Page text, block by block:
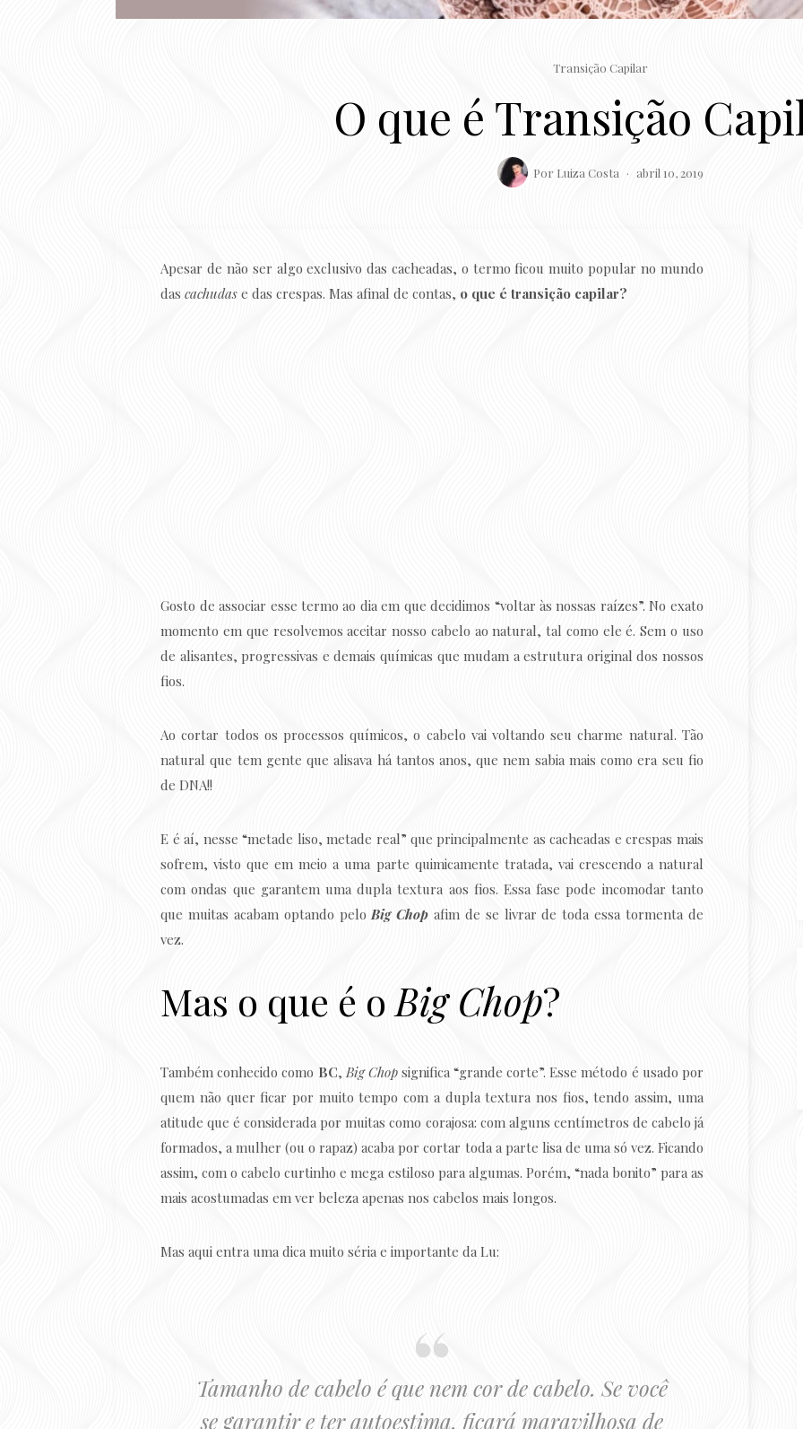
Transição Capilar
O que é Transição
Por Luiza Costa abril 10, 2019
Apesar de não ser algo exclusivo das cacheadas, o termo ficou muito popular no mundo
dascachudas e das crespas. Mas afinal de contas, o que é transição capilar?
Gosto de associar esse termo ao dia em que decidimos “voltar às nossas raízes”. No exato
momento em que resolvemos aceitar nosso cabelo ao natural, tal como ele é. Sem o uso
de alisantes, progressivas e demais químicas que mudam a estrutura original dos nossos
fios.
Ao cortar todos os processos químicos, o cabelo vai voltando seu charme natural. Tão
natural que tem gente que alisava há tantos anos, que nem sabia mais como era seu fio
de DNA!!
E é aí, nesse “metade liso, metade real” que principalmente as cacheadas e crespas mais
sofrem, visto que em meio a uma parte quimicamente tratada, vai crescendo a natural
com ondas que garantem uma dupla textura aos fios. Essa fase pode incomodar tanto
que muitas acabam optando pelo Big Chop afim de se livrar de toda essa tormenta de
vez.
Mas o que é o Big Chop?
Também conhecido como BC, Big Chopsignifica “grande corte”. Esse método é usado por
quem não quer ficar por muito tempo com a dupla textura nos fios, tendo assim, uma
atitude que é considerada por muitas como corajosa: com alguns centímetros de cabelo já
formados, a mulher (ou o rapaz) acaba por cortar toda a parte lisa de uma só vez. Ficando
assim, com o cabelo curtinho e mega estiloso para algumas. Porém, “nada bonito” para as
mais acostumadas em ver beleza apenas nos cabelos mais longos.
Mas aqui entra uma dica muito séria e importante da Lu:
Tamanho de cabelo é que nem cor de cabelo. Se você
se garantir e ter autoestima, ficará maravilhosa de